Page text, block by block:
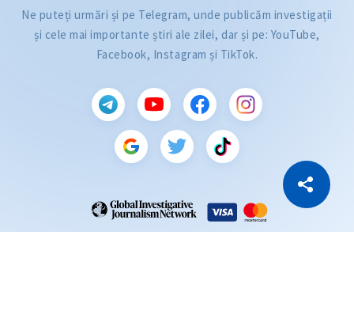
Copiază Link
Ne puteți urmări și pe Telegram, unde publicăm investigații
și cele mai importante știri ale zilei, dar și pe: YouTube,
Facebook, Instagram și TikTok.